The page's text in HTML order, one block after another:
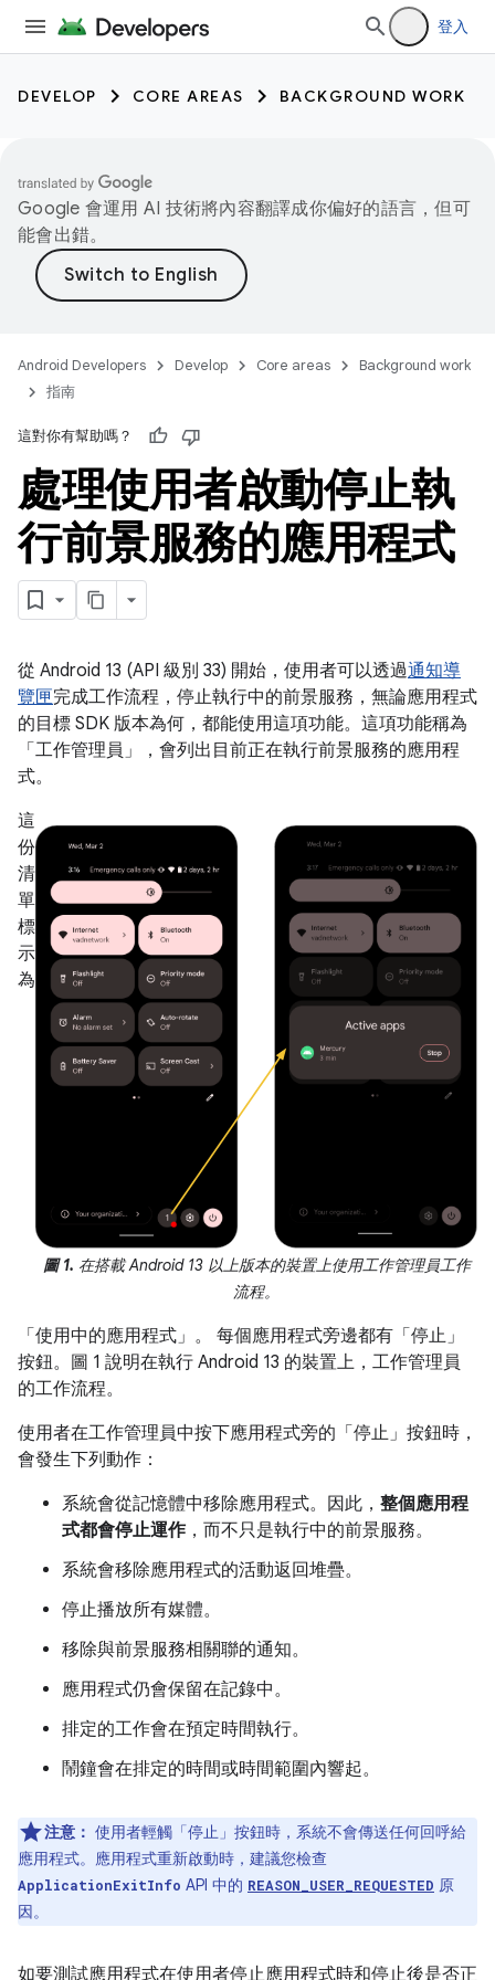
登入
DEVELOP CORE AREAS BACKGROUND WORK
Google 會運用 AI 技術將內容翻譯成你偏好的語言，但可
能會出錯。
Android Developers Develop Core areas
Background work
指南
這對你有幫助嗎？
處理使用者啟動停止執
行前景服務的應用程式
從 Android 13 (API 級別 33) 開始，使用者可以透過通知導
覽匣完成工作流程，停止執行中的前景服務，無論應用程式
的目標 SDK 版本為何，都能使用這項功能。這項功能稱為
「工作管理員」
，會列出目前正在執行前景服務的應用程
式。
圖 1. 在搭載 Android 13 以上版本的裝置上使用工作管理員工作
流程。
這
份
清
單
標
示
為
「使用中的應用程式」 。 每個應用程式旁邊都有「停止」
按鈕。圖 1 說明在執行 Android 13 的裝置上，工作管理員
的工作流程。
使用者在工作管理員中按下應用程式旁的「停止」 按鈕時，
會發生下列動作：
系統會從記憶體中移除應用程式。因此， 整個應用程
式都會停止運作，而不只是執行中的前景服務。
系統會移除應用程式的活動返回堆疊。
停止播放所有媒體。
移除與前景服務相關聯的通知。
應用程式仍會保留在記錄中。
排定的工作會在預定時間執行。
鬧鐘會在排定的時間或時間範圍內響起。
注意： 使用者輕觸「停止」 按鈕時，系統不會傳送任何回呼給
應用程式。應用程式重新啟動時，建議您檢查
ApplicationExitInfo API 中的 REASON_USER_REQUESTED 原
因。
如要測試應用程式在使用者停止應用程式時和停止後是否正